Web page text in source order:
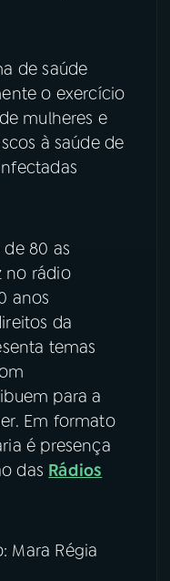
de saúde
o exercício
mulheres e
à saúde de
80 as
no rádio
anos
da
temas
para a
Em formato
é presença
das Rádios
Mara Régia